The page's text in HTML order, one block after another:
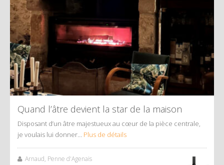
Quand l’âtre devient la star de la maison
Disposant d’un âtre majestueux au cœur de la pièce centrale,
je voulais lui donner… Plus de détails
Arnaud, Penne d'Agenais